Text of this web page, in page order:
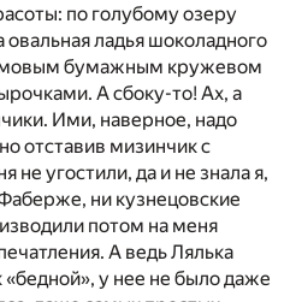
по голубому озеру
ладья шоколадного
бумажным кружевом
А сбоку-то! Ах, а
Ими, наверное, надо
отставив мизинчик с
угостили, да и не знала я,
ни кузнецовские
потом на меня
А ведь Лялька
«бедной», у нее не было даже